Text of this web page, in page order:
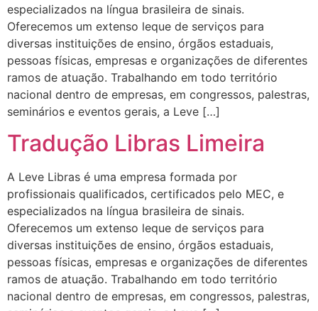
especializados na língua brasileira de sinais.
Oferecemos um extenso leque de serviços para
diversas instituições de ensino, órgãos estaduais,
pessoas físicas, empresas e organizações de diferentes
ramos de atuação. Trabalhando em todo território
nacional dentro de empresas, em congressos, palestras,
seminários e eventos gerais, a Leve […]
Tradução Libras Limeira
A Leve Libras é uma empresa formada por
profissionais qualificados, certificados pelo MEC, e
especializados na língua brasileira de sinais.
Oferecemos um extenso leque de serviços para
diversas instituições de ensino, órgãos estaduais,
pessoas físicas, empresas e organizações de diferentes
ramos de atuação. Trabalhando em todo território
nacional dentro de empresas, em congressos, palestras,